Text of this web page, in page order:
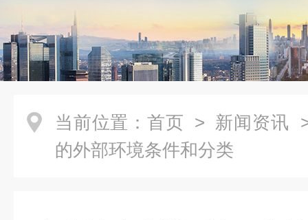
当前位置： 首页 > 新闻资讯
的外部环境条件和分类